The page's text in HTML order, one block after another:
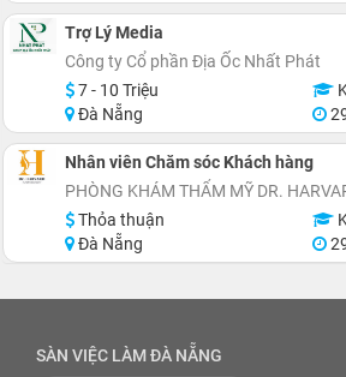
Trợ Lý Media
Công ty Cổ phần Địa Ốc Nhất Phát
7 - 10 Triệu
Đà Nẵng
Nhân viên Chăm sóc Khách hàng
PHÒNG KHÁM THẨM MỸ DR.
Thỏa thuận
Đà Nẵng
SÀN VIỆC LÀM ĐÀ NẴNG